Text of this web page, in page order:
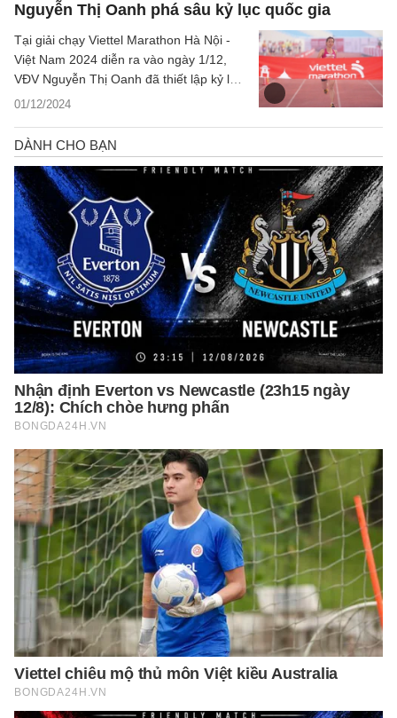
Nguyễn Thị Oanh phá sâu kỷ lục quốc gia
01/12/2024
Tại giải chạy Viettel Marathon Hà Nội -
Việt Nam 2024 diễn ra vào ngày 1/12,
VĐV Nguyễn Thị Oanh đã thiết lập kỷ lục
mới ở nội dung chạy full marathon.